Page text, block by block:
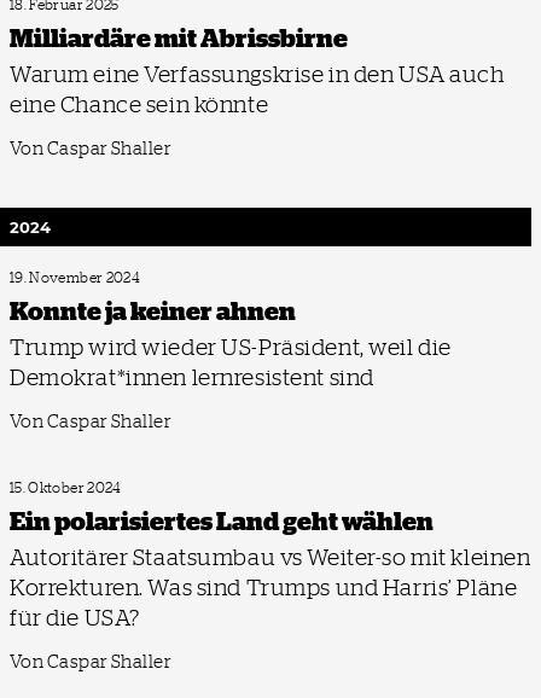
18. Februar 2025
Milliardäre mit Abrissbirne
Warum eine Verfassungskrise in den USA auch
eine Chance sein könnte
Von Caspar Shaller
2024
19. November 2024
Konnte ja keiner ahnen
Trump wird wieder US-Präsident, weil die
Demokrat*innen lernresistent sind
Von Caspar Shaller
15. Oktober 2024
Ein polarisiertes Land geht wählen
Autoritärer Staatsumbau vs Weiter-so mit kleinen
Korrekturen. Was sind Trumps und Harris’ Pläne
für die USA?
Von Caspar Shaller